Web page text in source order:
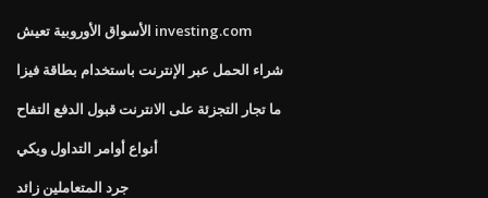
الأسواق الأوروبية تعيش investing.com
شراء الحمل عبر الإنترنت باستخدام بطاقة فيزا
ما تجار التجزئة على الانترنت قبول الدفع التفاح
أنواع أوامر التداول ويكي
جرد المتعاملين زائد